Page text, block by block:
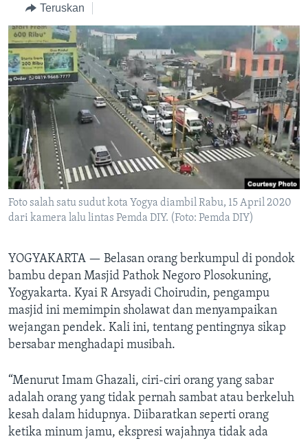
Utama
Lanjut
ke
Pencarian
Learning English
IKUTI KAMI
Bahasa-bahasa
Teruskan
Foto salah satu sudut kota Yogya diambil Rabu, 15 April 2020
dari kamera lalu lintas Pemda DIY. (Foto: Pemda DIY)
YOGYAKARTA — Belasan orang berkumpul di pondok
bambu depan Masjid Pathok Negoro Plosokuning,
Yogyakarta. Kyai R Arsyadi Choirudin, pengampu
masjid ini memimpin sholawat dan menyampaikan
wejangan pendek. Kali ini, tentang pentingnya sikap
bersabar menghadapi musibah.
“Menurut Imam Ghazali, ciri-ciri orang yang sabar
adalah orang yang tidak pernah sambat atau berkeluh
kesah dalam hidupnya. Diibaratkan seperti orang
ketika minum jamu, ekspresi wajahnya tidak ada